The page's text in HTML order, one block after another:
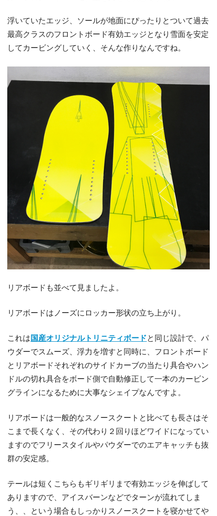
浮いていたエッジ、ソールが地面にぴったりとついて過去
最高クラスのフロントボード有効エッジとなり雪面を安定
してカービングしていく、そんな作りなんですね。
リアボードも並べて見ましたよ。
リアボードはノーズにロッカー形状の立ち上がり。
これは 国産オリジナルトリニティボードと同じ設計で、パ
ウダーでスムーズ、浮力を増すと同時に、フロントボード
とリアボードそれぞれのサイドカーブの当たり具合やハン
ドルの切れ具合をボード側で自動修正して一本のカービン
グラインになるために大事なシェイプなんですよ。
リアボードは一般的なスノースクートと比べても長さはそ
こまで長くなく、その代わり２回りほどワイドになってい
ますのでフリースタイルやパウダーでのエアキャッチも抜
群の安定感。
テールは短くこちらもギリギリまで有効エッジを伸ばして
ありますので、アイスバーンなどでターンが流れてしま
う、、という場合もしっかりスノースクートを寝かせてや